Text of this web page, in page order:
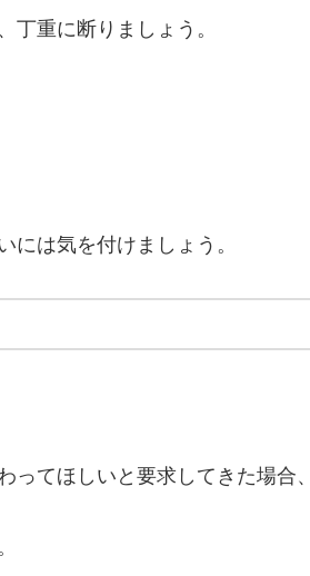
丁重に断りましょう。
には気を付けましょう。
てほしいと要求してきた場合、